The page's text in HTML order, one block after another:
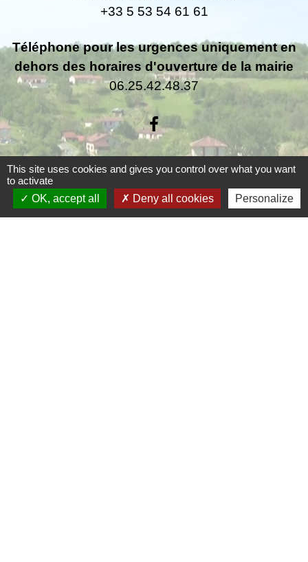
+33 5 53 54 61 61
Téléphone pour les urgences uniquement en
dehors des horaires d'ouverture de la mairie
06.25.42.48.37
Liens
This site uses cookies and gives you control over what you want
to activate
OK, accept all
Deny all cookies Personalize